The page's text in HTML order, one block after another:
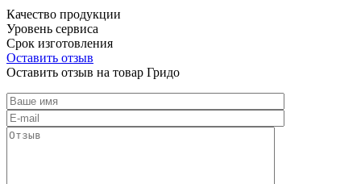
Качество продукции
Уровень сервиса
Срок изготовления
Оставить отзыв
Оставить отзыв на товар Гридо